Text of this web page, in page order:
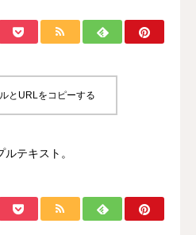
とURLをコピーする
テキスト。